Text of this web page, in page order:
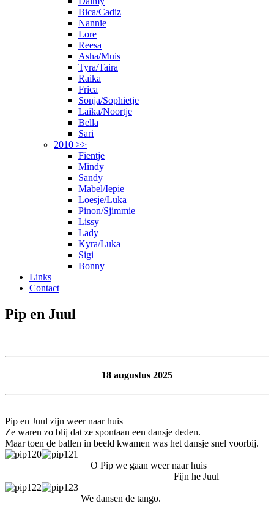
Bica/Cadiz
Nannie
Lore
Reesa
Asha/Muis
Tyra/Taira
Raika
Frica
Sonja/Sophietje
Laika/Noortje
Bella
Sari
2010 >>
Fientje
Mindy
Sandy
Mabel/Iepie
Loesje/Luka
Pinon/Sjimmie
Lissy
Lady
Kyra/Luka
Sigi
Bonny
Links
Contact
Pip en Juul
18 augustus 2025
Pip en Juul zijn weer naar huis
Ze waren zo blij dat ze spontaan een dansje deden.
Maar toen de ballen in beeld kwamen was het dansje snel voorbij.
O Pip we gaan weer naar huis
Fijn he Juul
We dansen de tango.